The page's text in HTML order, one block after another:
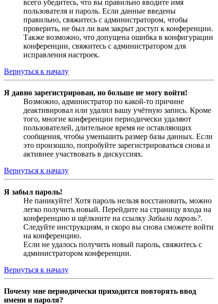
всего убедитесь, что вы правильно вводите имя
пользователя и пароль. Если данные введены
правильно, свяжитесь с администратором, чтобы
проверить, не был ли вам закрыт доступ к конференции.
Также возможно, что допущена ошибка в конфигурации
конференции, свяжитесь с администратором для
исправления настроек.
Вернуться к началу
Я давно зарегистрирован, но больше не могу войти!
Возможно, администратор по какой-то причине
деактивировал или удалил вашу учётную запись. Кроме
того, многие конференции периодически удаляют
пользователей, длительное время не оставляющих
сообщения, чтобы уменьшить размер базы данных. Если
это произошло, попробуйте зарегистрироваться снова и
активнее участвовать в дискуссиях.
Вернуться к началу
Я забыл пароль!
Не паникуйте! Хотя пароль нельзя восстановить, можно
легко получить новый. Перейдите на страницу входа на
конференцию и щёлкните на ссылку Забыли пароль?.
Следуйте инструкциям, и скоро вы снова сможете войти
на конференцию.
Если не удалось получить новый пароль, свяжитесь с
администратором конференции.
Вернуться к началу
Почему мне периодически приходится повторять ввод
имени и пароля?